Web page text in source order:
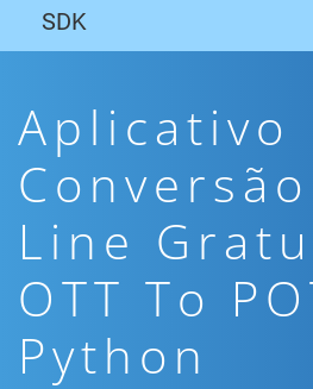
SDK
Aplicativo
Line
OTT To
Python